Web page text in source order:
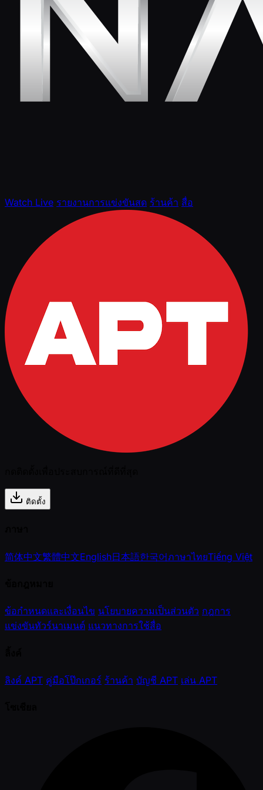
Watch Live รายงานการแข่งขันสด ร้านค้า สื่อ
ติดตั้ง
简体中文繁體中文English日本語한국어ภาษาไทยTiếng Việt
ข้อกำหนดและเงื่อนไข นโยบายความเป็นส่วนตัว กฎการ
แข่งขันทัวร์นาเมนต์ แนวทางการใช้สื่อ
ลิงค์ APT คู่มือโป๊กเกอร์ ร้านค้า บัญชี APT เล่น APT